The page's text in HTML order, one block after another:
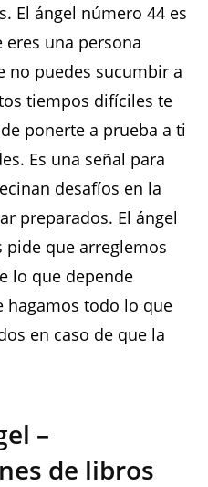
El ángel número 44 es
una persona
no puedes sucumbir a
tiempos difíciles te
ponerte a prueba a ti
Es una señal para
desafíos en la
preparados. El ángel
que arreglemos
lo que depende
hagamos todo lo que
en caso de que la
–
de libros